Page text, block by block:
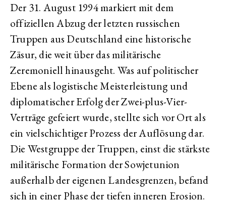
Der 31. August 1994 markiert mit dem
offiziellen Abzug der letzten russischen
Truppen aus Deutschland eine historische
Zäsur, die weit über das militärische
Zeremoniell hinausgeht. Was auf politischer
Ebene als logistische Meisterleistung und
diplomatischer Erfolg der Zwei-plus-Vier-
Verträge gefeiert wurde, stellte sich vor Ort als
ein vielschichtiger Prozess der Auflösung dar.
Die Westgruppe der Truppen, einst die stärkste
militärische Formation der Sowjetunion
außerhalb der eigenen Landesgrenzen, befand
sich in einer Phase der tiefen inneren Erosion.